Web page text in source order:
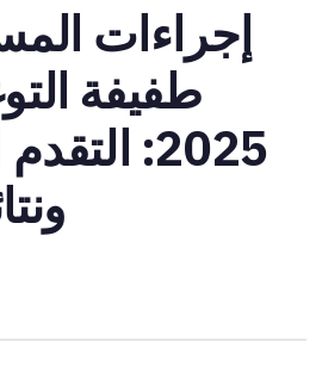
إجراءات
طفيفة
2025: